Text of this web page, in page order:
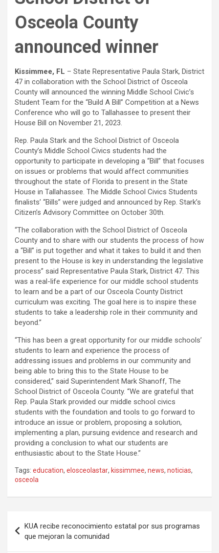
Osceola County
announced winner
Kissimmee, FL – State Representative Paula Stark, District
47 in collaboration with the School District of Osceola
County will announced the winning Middle School Civic’s
Student Team for the “Build A Bill” Competition at a News
Conference who will go to Tallahassee to present their
House Bill on November 21, 2023.
Rep. Paula Stark and the School District of Osceola
County’s Middle School Civics students had the
opportunity to participate in developing a “Bill” that focuses
on issues or problems that would affect communities
throughout the state of Florida to present in the State
House in Tallahassee. The Middle School Civics Students
finalists’ “Bills” were judged and announced by Rep. Stark’s
Citizen’s Advisory Committee on October 30th.
“The collaboration with the School District of Osceola
County and to share with our students the process of how
a “Bill” is put together and what it takes to build it and then
present to the House is key in understanding the legislative
process” said Representative Paula Stark, District 47. This
was a real-life experience for our middle school students
to learn and be a part of our Osceola County District
curriculum was exciting. The goal here is to inspire these
students to take a leadership role in their community and
beyond.”
“This has been a great opportunity for our middle schools’
students to learn and experience the process of
addressing issues and problems in our community and
being able to bring this to the State House to be
considered,” said Superintendent Mark Shanoff, The
School District of Osceola County. “We are grateful that
Rep. Paula Stark provided our middle school civics
students with the foundation and tools to go forward to
introduce an issue or problem, proposing a solution,
implementing a plan, pursuing evidence and research and
providing a conclusion to what our students are
enthusiastic about to the State House.”
Tags: education, elosceolastar, kissimmee, news, noticias,
osceola
KUA recibe reconocimiento estatal por sus programas
que mejoran la comunidad